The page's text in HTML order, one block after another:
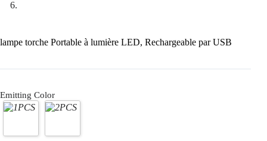
lampe torche Portable à lumière LED, Rechargeable par USB
Emitting Color